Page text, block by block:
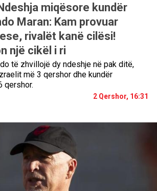
miqësore kundër
Maran: Kam provuar
rivalët kanë cilësi!
një cikël i ri
të zhvillojë dy ndeshje në pak ditë,
më 3 qershor dhe kundër
qershor.
2 Qershor, 16:31